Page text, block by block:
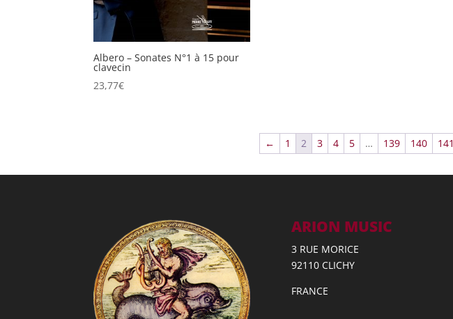
Albero – Sonates N°1 à 15 pour
clavecin
23,77€
← 1 2 3 4 5 … 139 140 141
ARION MUSIC
3 RUE MORICE
92110 CLICHY
FRANCE